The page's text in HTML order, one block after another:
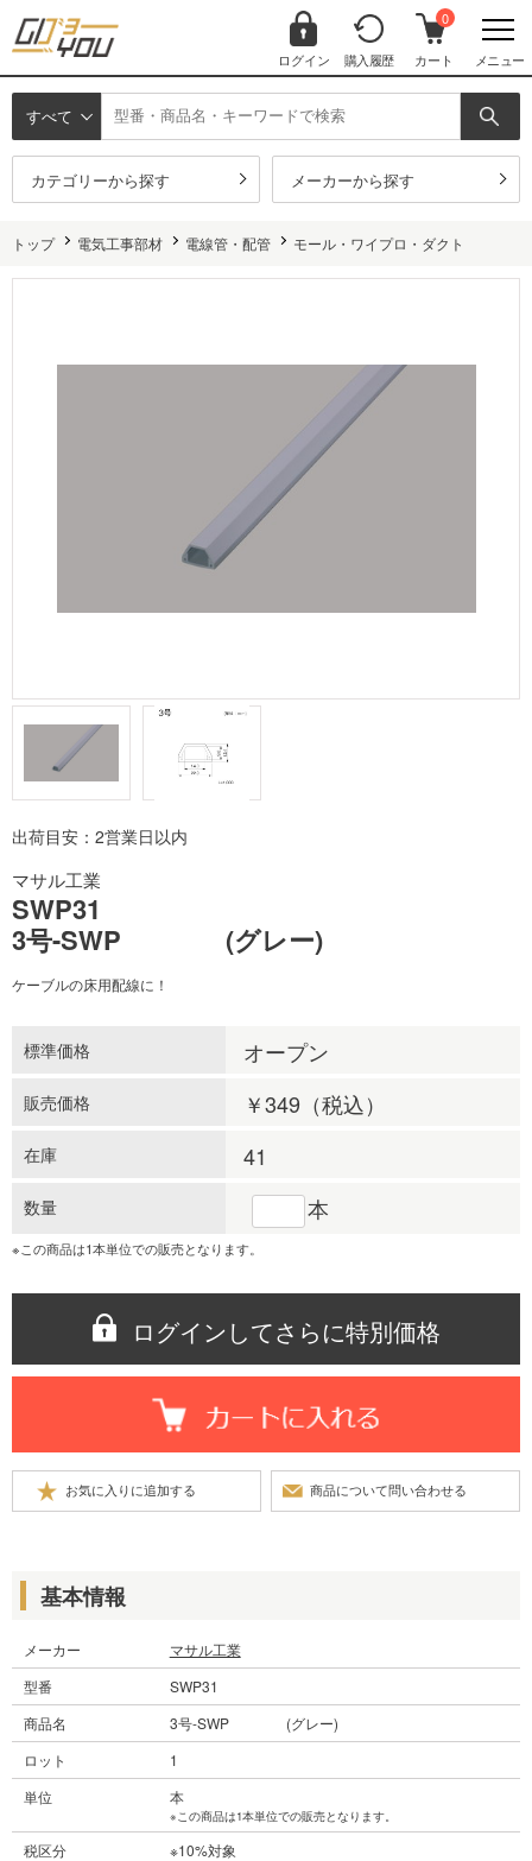
ログイン 購入履歴
0
カート メニュー
すべて
カテゴリーから探す メーカーから探す
トップ 電気工事部材 電線管・配管 モール・ワイプロ・ダクト
出荷目安：2営業日以内
マサル工業
SWP31
3号-SWP (グレー)
ケーブルの床用配線に！
標準価格 オープン
販売価格 ￥349 （税込）
在庫 41
数量 本
※この商品は1本単位での販売となります。
ログインしてさらに特別価格
基本情報
メーカー
マサル工業
型番
SWP31
商品名
3号-SWP (グレー)
ロット
1
単位
本
※この商品は1本単位での販売となります。
税区分
※10%対象